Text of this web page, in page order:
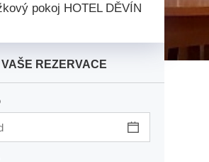
pokoj HOTEL DĚVÍN
VAŠE REZERVACE